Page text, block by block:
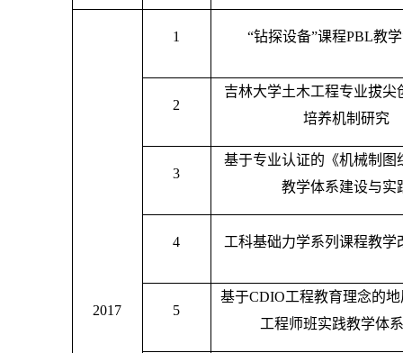
2017
1 “钻探设备”课程PBL教
2
吉林大学土木工程专业拔尖
培养机制研究
3
基于专业认证的《机械制图
教学体系建设与实
4 工科基础力学系列课程教学
5
基于CDIO工程教育理念的
工程师班实践教学体